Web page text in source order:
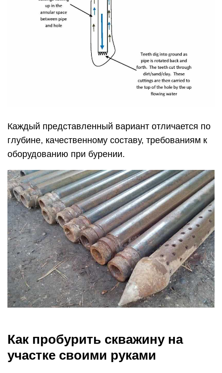
Каждый представленный вариант отличается по
глубине, качественному составу, требованиям к
оборудованию при бурении.
Как пробурить скважину на
участке своими руками